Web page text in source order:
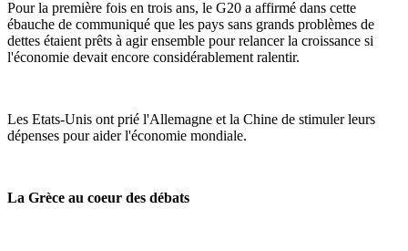
Pour la première fois en trois ans, le G20 a affirmé dans cette
ébauche de communiqué que les pays sans grands problèmes de
dettes étaient prêts à agir ensemble pour relancer la croissance si
l'économie devait encore considérablement ralentir.
Les Etats-Unis ont prié l'Allemagne et la Chine de stimuler leurs
dépenses pour aider l'économie mondiale.
La Grèce au coeur des débats